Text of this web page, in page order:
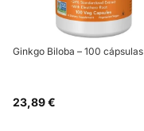
Ginkgo Biloba – 100 cápsulas
23,89 €